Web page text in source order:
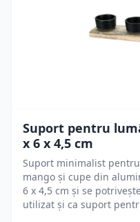
Suport pentru
x 6 x 4,5 cm
Suport minimalist
mango și cupe din
6 x 4,5 cm și se
utilizat și ca suport